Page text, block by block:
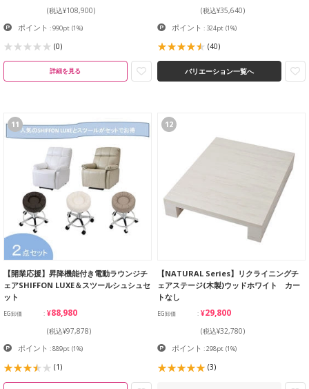
(税込¥108,900)
ポイント : 990pt (1%)
(0)
詳細を見る
(税込¥35,640)
ポイント : 324pt (1%)
(40)
バリエーション一覧へ
11
【開業応援】昇降機能付き電動ラウンジチ
ェアSHIFFON LUXE＆スツールシュシュセ
ット
EG卸価 ¥88,980
(税込¥97,878)
ポイント : 889pt (1%)
(1)
12
【NATURAL Series】リクライニングチ
ェアステージ(木製)ウッドホワイト カー
トなし
EG卸価 ¥29,800
(税込¥32,780)
ポイント : 298pt (1%)
(3)